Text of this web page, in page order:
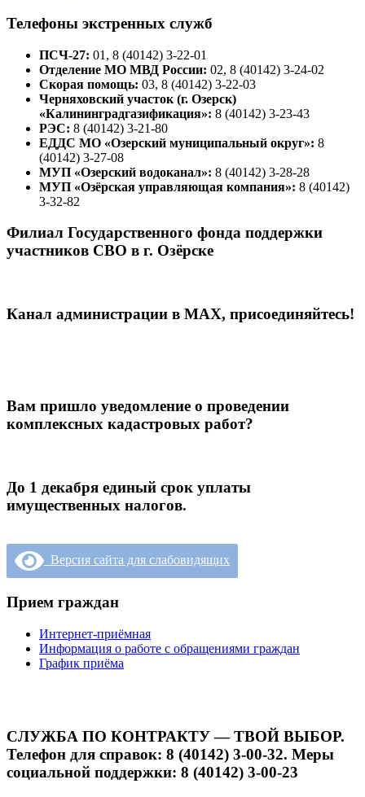
Телефоны экстренных служб
ПСЧ-27: 01, 8 (40142) 3-22-01
Отделение МО МВД России: 02, 8 (40142) 3-24-02
Скорая помощь: 03, 8 (40142) 3-22-03
Черняховский участок (г. Озерск)
«Калининградгазификация»: 8 (40142) 3-23-43
РЭС: 8 (40142) 3-21-80
ЕДДС МО «Озерский муниципальный округ»: 8
(40142) 3-27-08
МУП «Озерский водоканал»: 8 (40142) 3-28-28
МУП «Озёрская управляющая компания»: 8 (40142)
3-32-82
Филиал Государственного фонда поддержки
участников СВО в г. Озёрске
Канал администрации в МАХ, присоединяйтесь!
Вам пришло уведомление о проведении
комплексных кадастровых работ?
До 1 декабря единый срок уплаты
имущественных налогов.
Версия сайта для слабовидящих
Прием граждан
Интернет-приёмная
Информация о работе с обращениями граждан
График приёма
СЛУЖБА ПО КОНТРАКТУ — ТВОЙ ВЫБОР.
Телефон для справок: 8 (40142) 3-00-32. Меры
социальной поддержки: 8 (40142) 3-00-23